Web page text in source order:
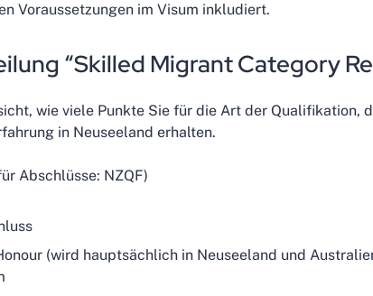
Voraussetzungen im Visum inkludiert.
“Skilled Migrant Category
wie viele Punkte Sie für die Art der Qualifikation,
in Neuseeland erhalten.
Abschlüsse: NZQF)
(wird hauptsächlich in Neuseeland und